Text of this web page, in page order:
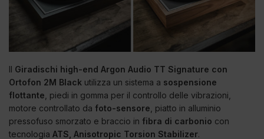
Il Giradischi high-end Argon Audio TT Signature con
Ortofon 2M Black utilizza un sistema a sospensione
flottante, piedi in gomma per il controllo delle vibrazioni,
motore controllato da foto-sensore, piatto in alluminio
pressofuso smorzato e braccio in fibra di carbonio con
tecnologia ATS, Anisotropic Torsion Stabilizer.